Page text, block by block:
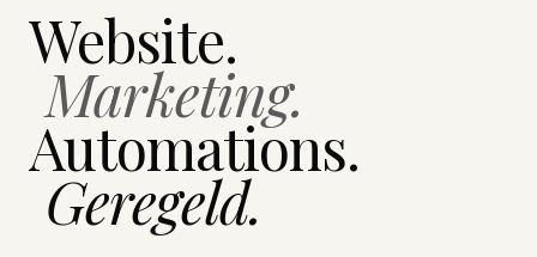
Website.
Marketing.
Automations.
Geregeld.